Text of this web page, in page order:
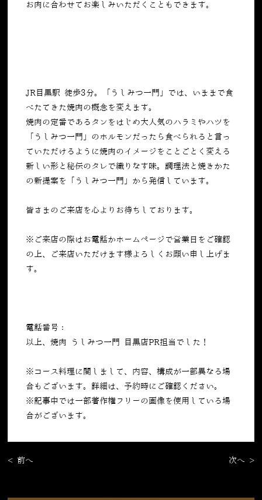
お肉に合わせてお楽しみいただくこともできます。
JR目黒駅 徒歩3分。「うしみつ一門」では、いままで食
べたてきた焼肉の概念を変えます。
焼肉の定番であるタンをはじめ大人気のハラミやハツを
「うしみつ一門」のホルモンだったら食べられると言っ
ていただけるように焼肉のイメージをことごとく変える
新しい形と秘伝のタレで織りなす味。調理法と焼きかた
の新提案を「うしみつ一門」から発信しています。
皆さまのご来店を心よりお待ちしております。
※ご来店の際はお電話かホームページで営業日をご確認
の上、ご来店いただけます様よろしくお願い申し上げま
す。
電話番号：
以上、焼肉 うしみつ一門 目黒店PR担当でした！
※コース料理に関しまして、内容、構成が一部異なる場
合もございます。詳細は、予約時にご確認ください。
※記事中では一部著作権フリーの画像を使用している場
合がございます。
< 前へ 次へ >